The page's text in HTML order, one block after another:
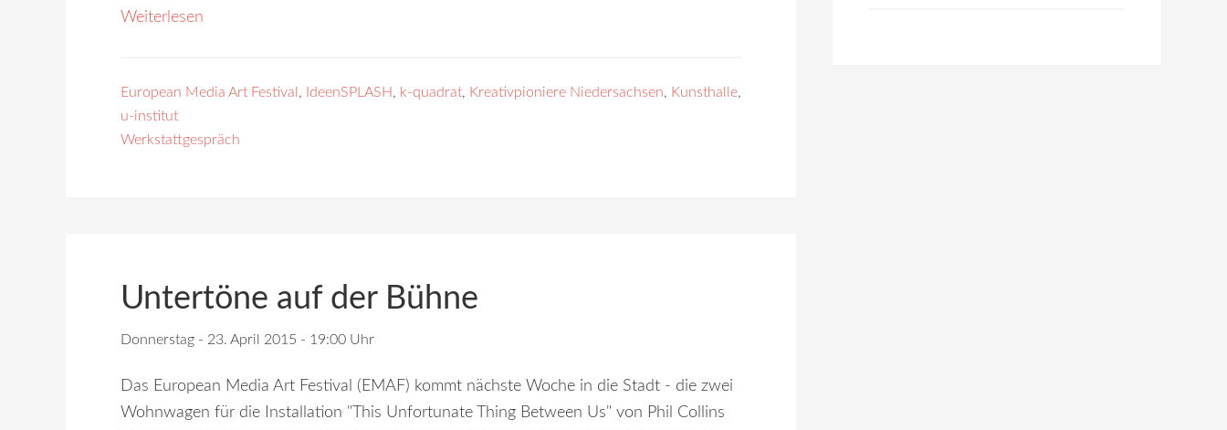
Weiterlesen
European Media Art Festival , IdeenSPLASH, k-quadrat, Kreativpioniere Niedersachsen, Kunsthalle,
u-institut
Werkstattgespräch
Untertöne auf der Bühne
Donnerstag - 23. April 2015 - 19:00 Uhr
Das European Media Art Festival (EMAF) kommt nächste Woche in die Stadt - die zwei
Wohnwagen für die Installation "This Unfortunate Thing Between Us" von Phil Collins